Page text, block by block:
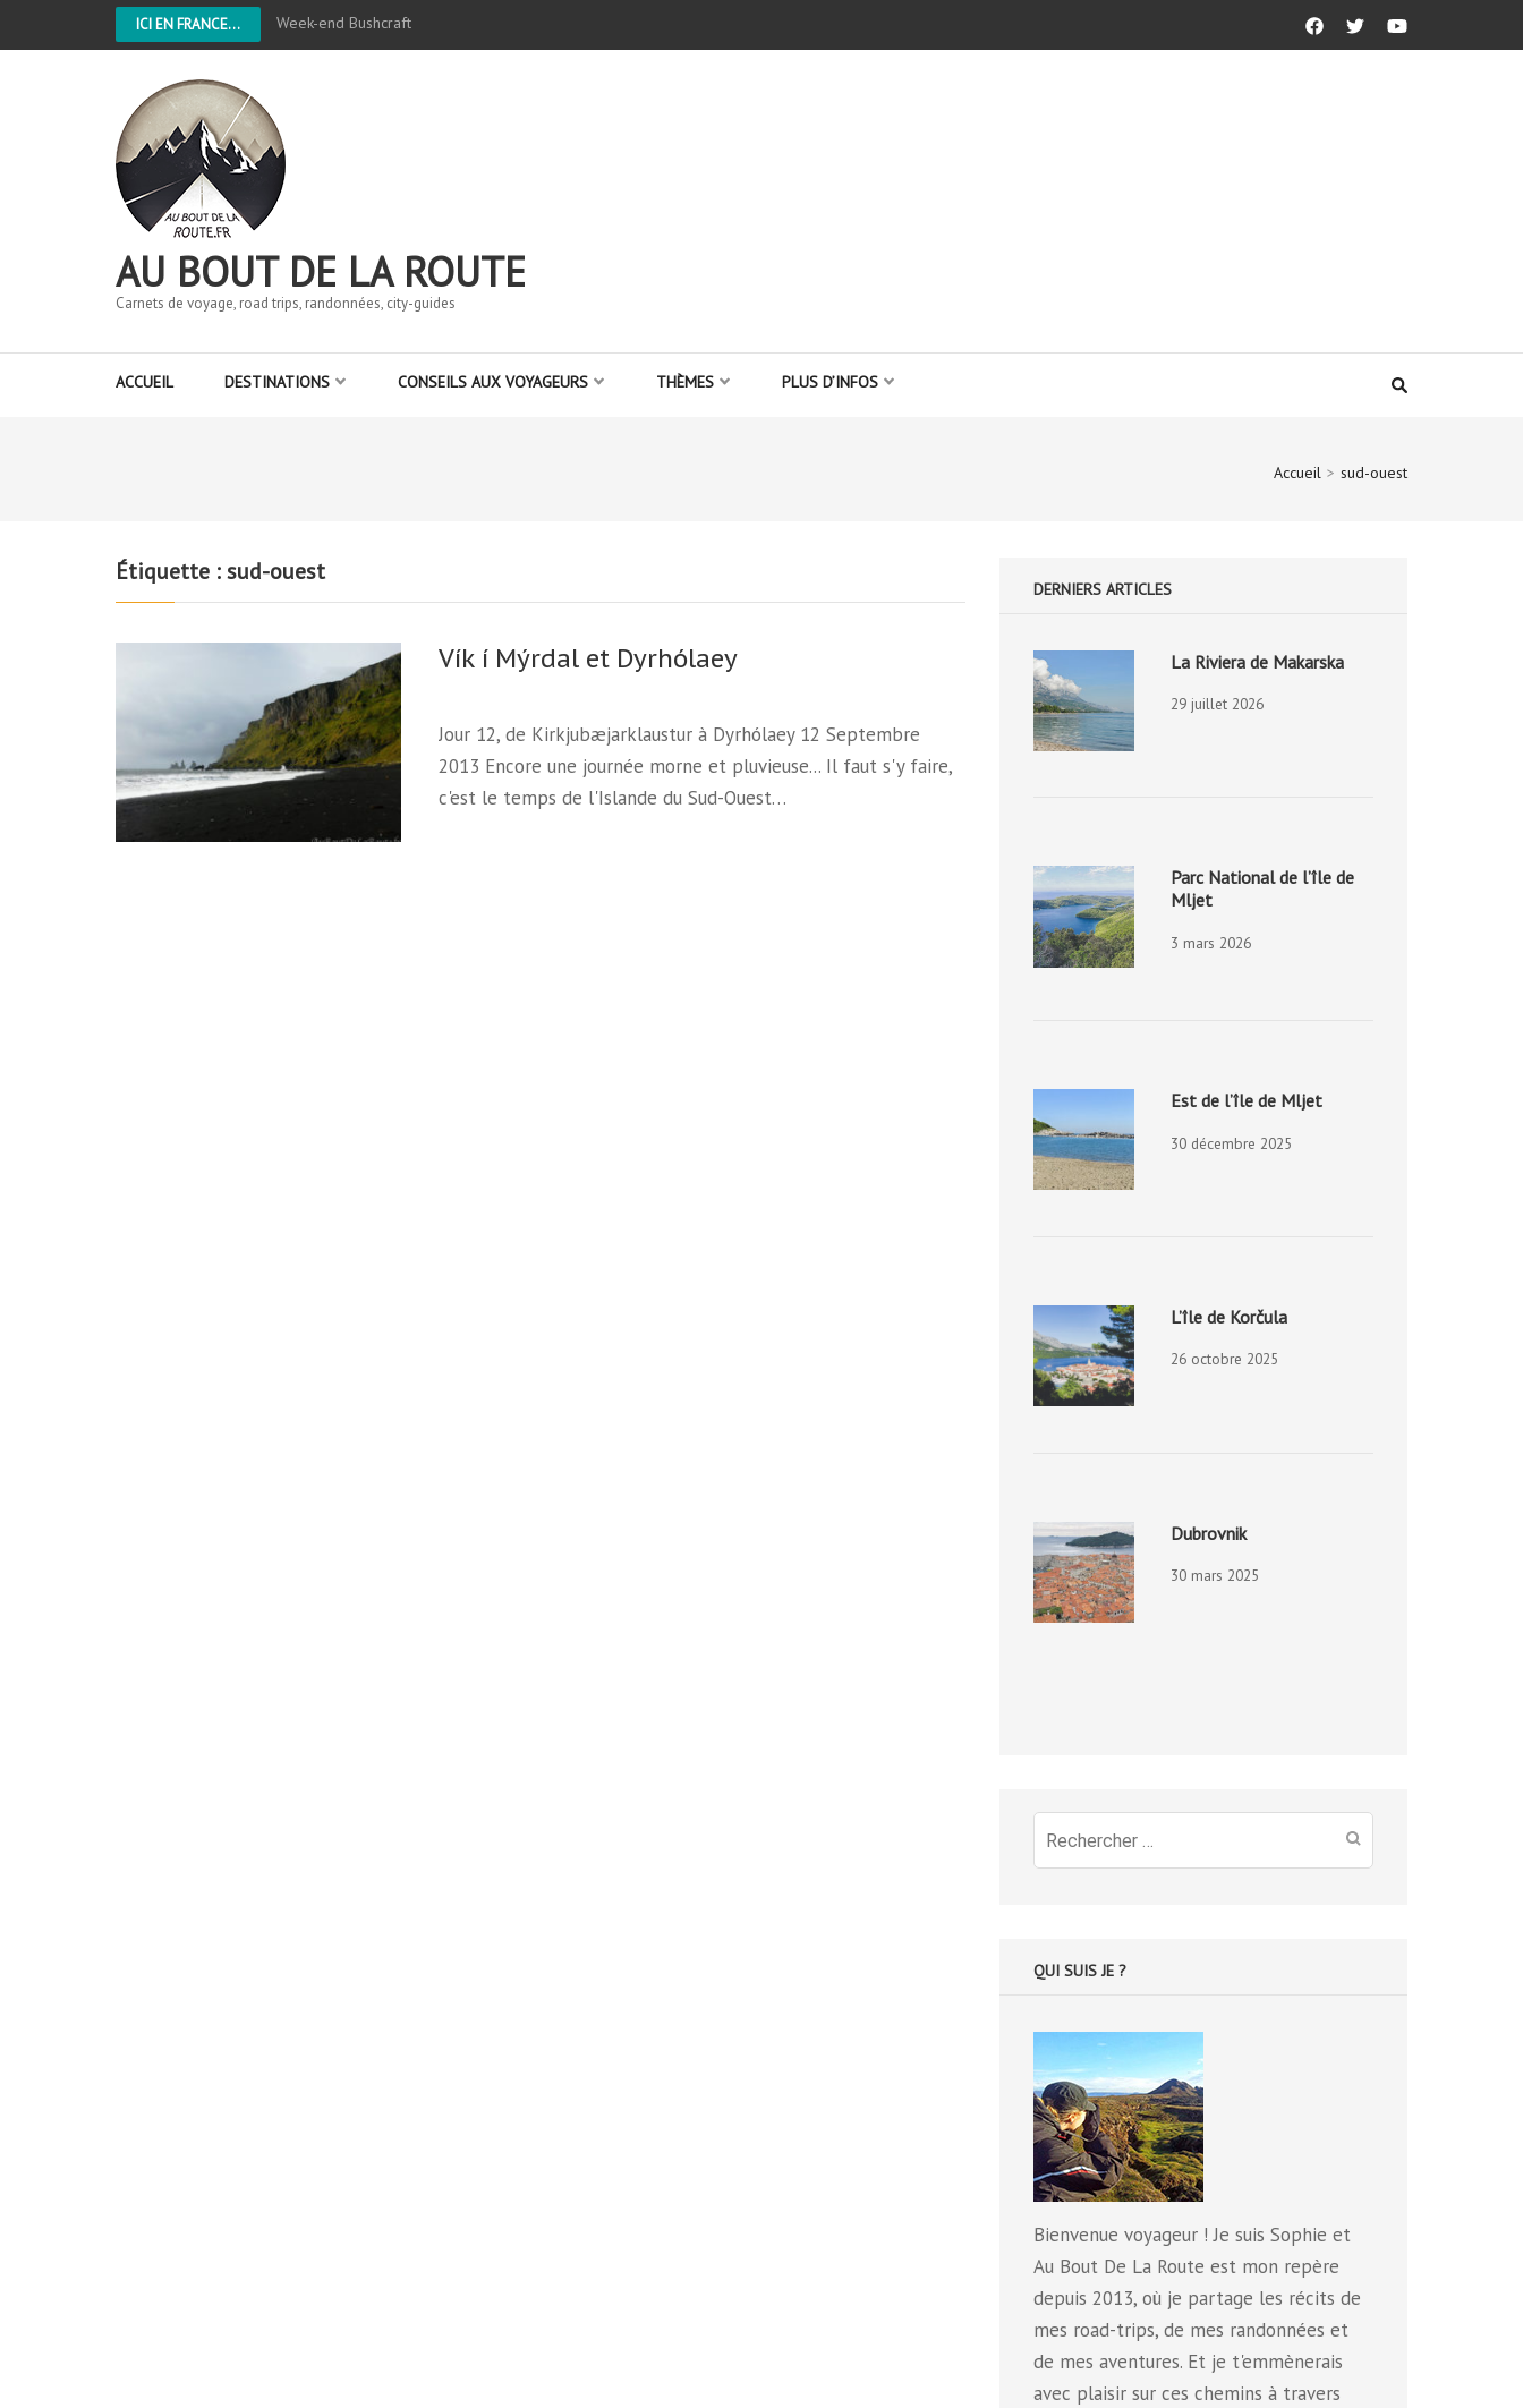
ICI EN FRANCE... Week-end Bushcraft
AU BOUT DE LA ROUTE
Carnets de voyage, road trips, randonnées, city-guides
ACCUEIL DESTINATIONS CONSEILS AUX VOYAGEURS THÈMES PLUS D’INFOS
Accueil > sud-ouest
Étiquette :sud-ouest
Vík í Mýrdal et Dyrhólaey
Jour 12, de Kirkjubæjarklaustur à Dyrhólaey 12 Septembre
2013 Encore une journée morne et pluvieuse... Il faut s'y faire,
c'est le temps de l'Islande du Sud-Ouest…
DERNIERS ARTICLES
La Riviera de Makarska
29 juillet 2026
Parc National de l’île de
Mljet
3 mars 2026
Est de l’île de Mljet
30 décembre 2025
L’île de Korčula
26 octobre 2025
Dubrovnik
30 mars 2025
Recherche
pour
QUI SUIS JE ?
Bienvenue voyageur ! Je suis Sophie et
Au Bout De La Route est mon repère
depuis 2013, où je partage les récits de
mes road-trips, de mes randonnées et
de mes aventures. Et je t'emmènerais
avec plaisir sur ces chemins à travers